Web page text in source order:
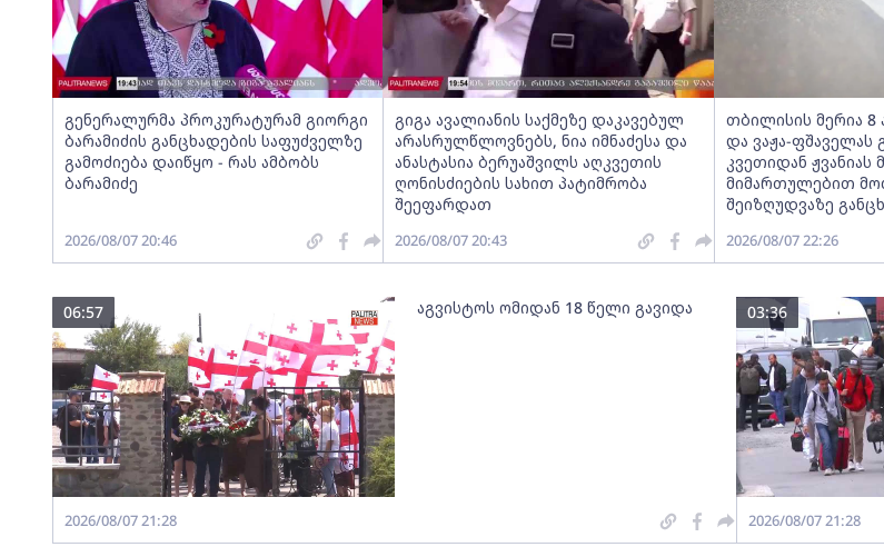
გენერალურმა პროკურატურამ გიორგი
ბარამიძის განცხადების საფუძველზე
გამოძიება დაიწყო - რას ამბობს
ბარამიძე
2026/08/07 20:46
გიგა ავალიანის საქმეზე დაკავებულ
არასრულწლოვნებს, ნია იმნაძესა და
ანასტასია ბერუაშვილს აღკვეთის
ღონისძიების სახით პატიმრობა
შეეფარდათ
2026/08/07 20:43
თბილისის მერია 8
და ვაჟა-ფშაველას
კვეთიდან ჟვანიას
მიმართულებით
შეიზღუდვაზე
2026/08/07 22:26
აგვისტოს ომიდან 18 წელი გავიდა
06:57
2026/08/07 21:28
03:36
2026/08/07 21:28